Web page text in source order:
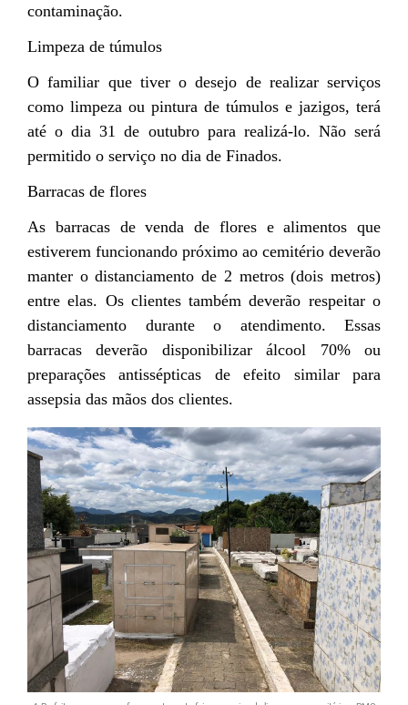
contaminação.
Limpeza de túmulos
O familiar que tiver o desejo de realizar serviços
como limpeza ou pintura de túmulos e jazigos, terá
até o dia 31 de outubro para realizá-lo. Não será
permitido o serviço no dia de Finados.
Barracas de flores
As barracas de venda de flores e alimentos que
estiverem funcionando próximo ao cemitério deverão
manter o distanciamento de 2 metros (dois metros)
entre elas. Os clientes também deverão respeitar o
distanciamento durante o atendimento. Essas
barracas deverão disponibilizar álcool 70% ou
preparações antissépticas de efeito similar para
assepsia das mãos dos clientes.